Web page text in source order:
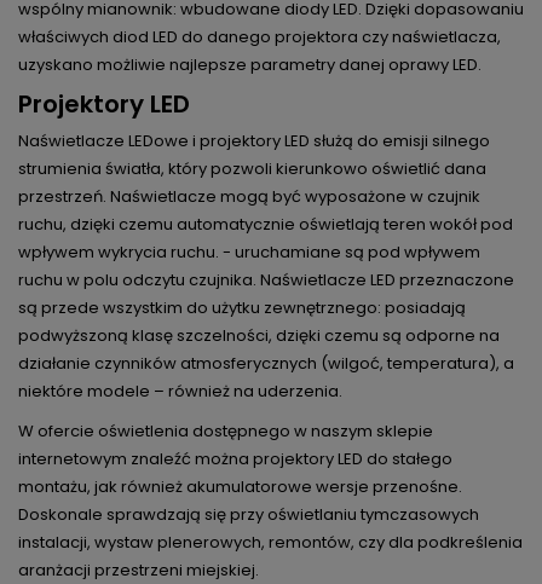
wspólny mianownik: wbudowane diody LED. Dzięki dopasowaniu
właściwych diod LED do danego projektora czy naświetlacza,
uzyskano możliwie najlepsze parametry danej oprawy LED.
Projektory LED
Naświetlacze LEDowe i projektory LED służą do emisji silnego
strumienia światła, który pozwoli kierunkowo oświetlić dana
przestrzeń. Naświetlacze mogą być wyposażone w czujnik
ruchu, dzięki czemu automatycznie oświetlają teren wokół pod
wpływem wykrycia ruchu. - uruchamiane są pod wpływem
ruchu w polu odczytu czujnika. Naświetlacze LED przeznaczone
są przede wszystkim do użytku zewnętrznego: posiadają
podwyższoną klasę szczelności, dzięki czemu są odporne na
działanie czynników atmosferycznych (wilgoć, temperatura), a
niektóre modele – również na uderzenia.
W ofercie oświetlenia dostępnego w naszym sklepie
internetowym znaleźć można projektory LED do stałego
montażu, jak również akumulatorowe wersje przenośne.
Doskonale sprawdzają się przy oświetlaniu tymczasowych
instalacji, wystaw plenerowych, remontów, czy dla podkreślenia
aranżacji przestrzeni miejskiej.